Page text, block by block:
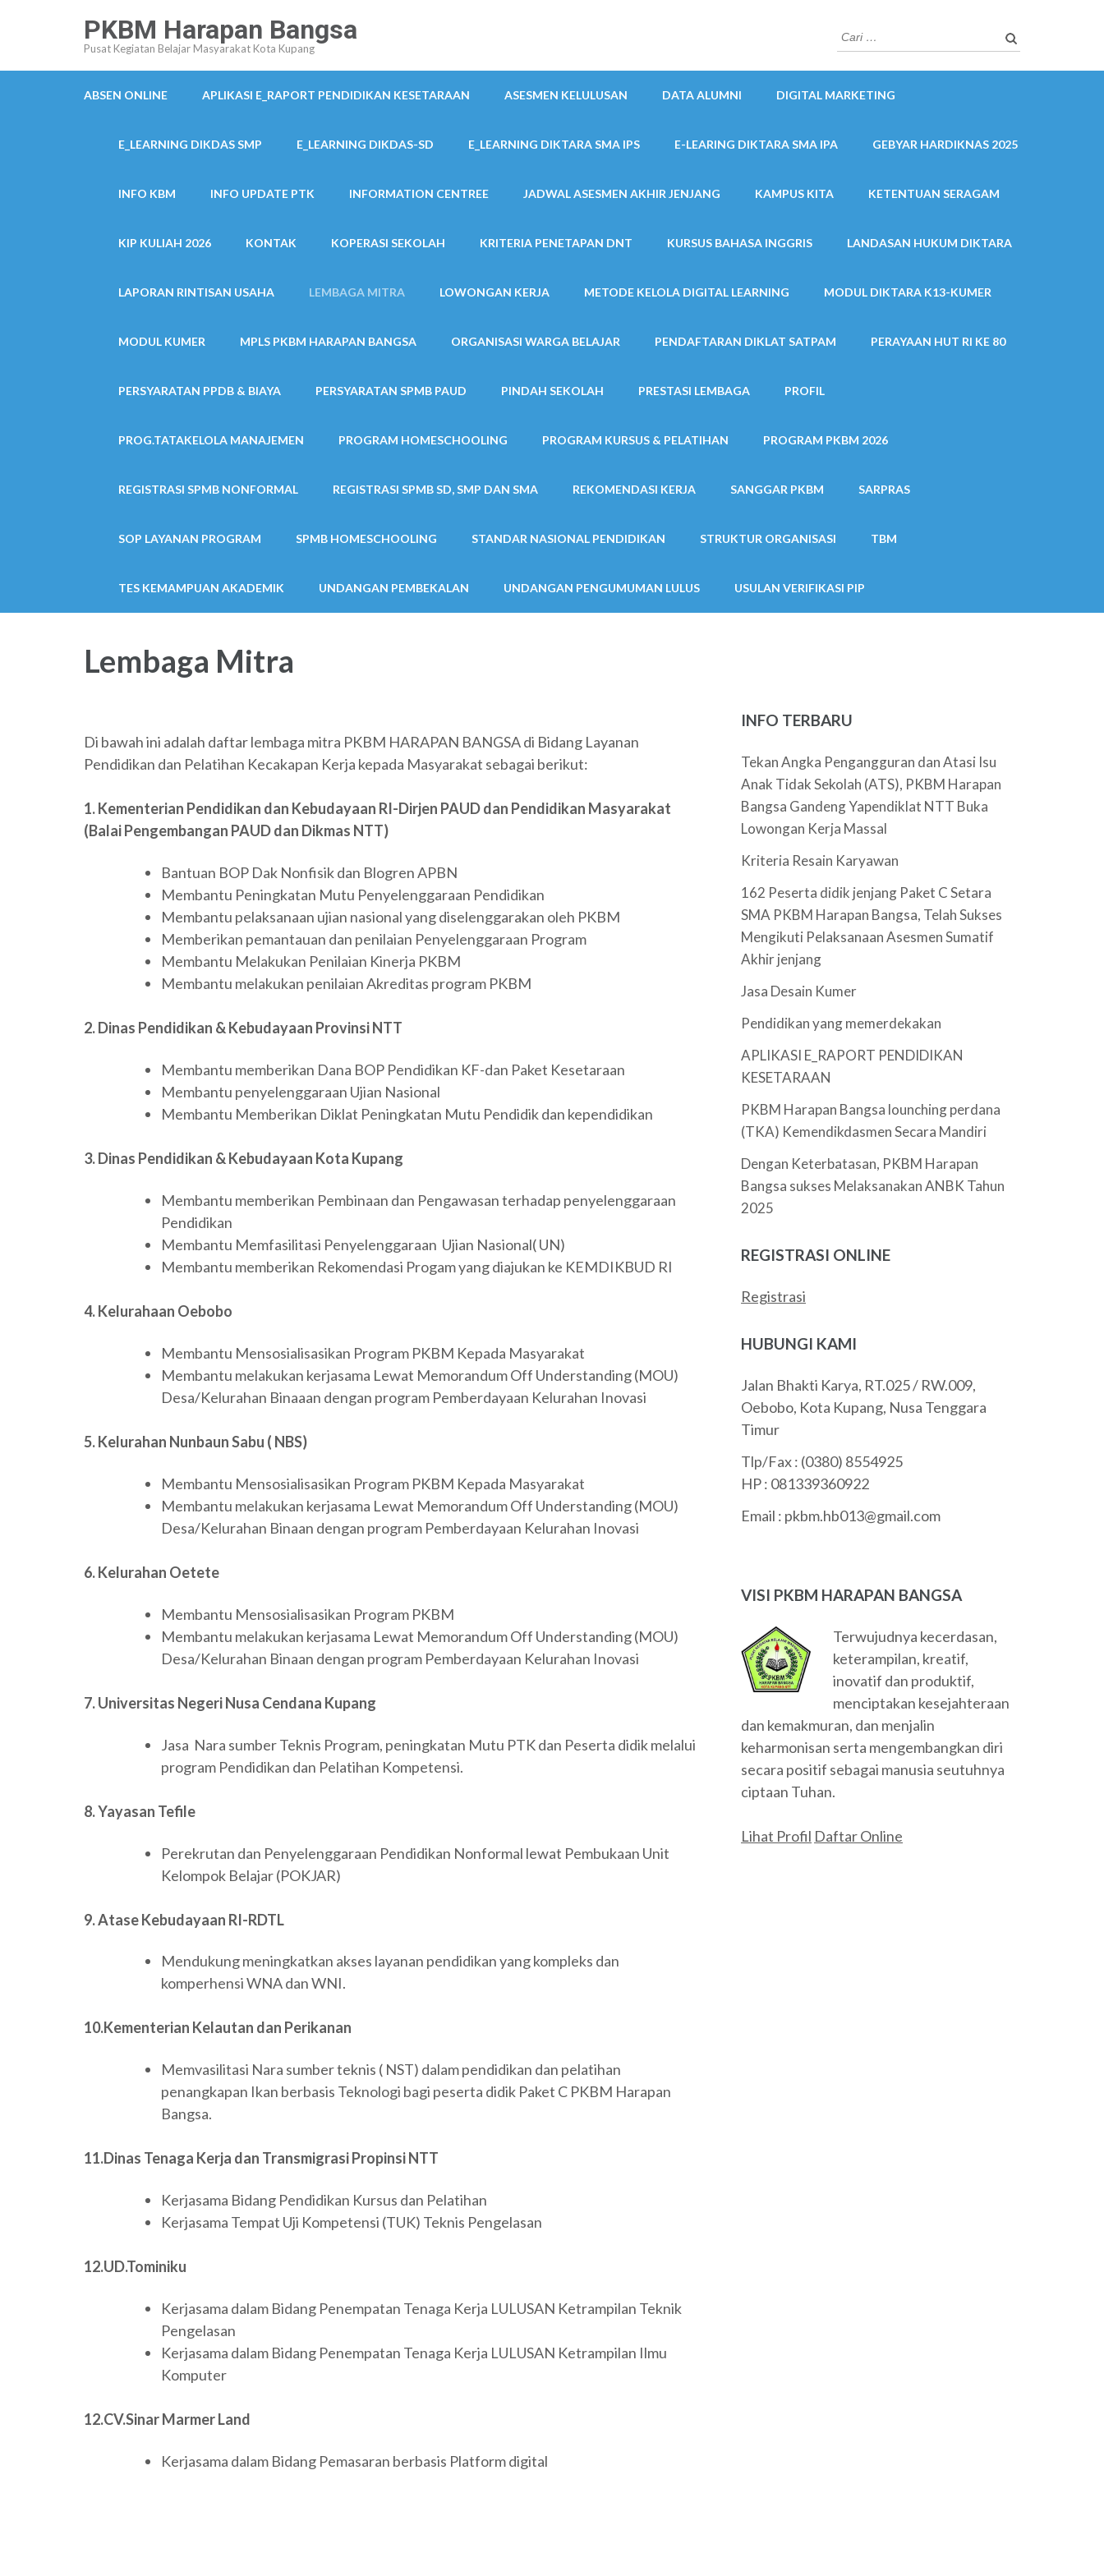
(Tekan
PKBM Harapan Bangsa
Pusat Kegiatan Belajar Masyarakat Kota Kupang
Cari
untuk:
ABSEN ONLINE APLIKASI E_RAPORT PENDIDIKAN KESETARAAN ASESMEN KELULUSAN DATA ALUMNI DIGITAL MARKETING
E_LEARNING DIKDAS SMP E_LEARNING DIKDAS-SD E_LEARNING DIKTARA SMA IPS E-LEARING DIKTARA SMA IPA GEBYAR HARDIKNAS 2025
INFO KBM INFO UPDATE PTK INFORMATION CENTREE JADWAL ASESMEN AKHIR JENJANG KAMPUS KITA KETENTUAN SERAGAM
KIP KULIAH 2026 KONTAK KOPERASI SEKOLAH KRITERIA PENETAPAN DNT KURSUS BAHASA INGGRIS LANDASAN HUKUM DIKTARA
LAPORAN RINTISAN USAHA LEMBAGA MITRA LOWONGAN KERJA METODE KELOLA DIGITAL LEARNING MODUL DIKTARA K13-KUMER
MODUL KUMER MPLS PKBM HARAPAN BANGSA ORGANISASI WARGA BELAJAR PENDAFTARAN DIKLAT SATPAM PERAYAAN HUT RI KE 80
PERSYARATAN PPDB & BIAYA PERSYARATAN SPMB PAUD PINDAH SEKOLAH PRESTASI LEMBAGA PROFIL
PROG.TATAKELOLA MANAJEMEN PROGRAM HOMESCHOOLING PROGRAM KURSUS & PELATIHAN PROGRAM PKBM 2026
REGISTRASI SPMB NONFORMAL REGISTRASI SPMB SD, SMP DAN SMA REKOMENDASI KERJA SANGGAR PKBM SARPRAS
SOP LAYANAN PROGRAM SPMB HOMESCHOOLING STANDAR NASIONAL PENDIDIKAN STRUKTUR ORGANISASI TBM
TES KEMAMPUAN AKADEMIK UNDANGAN PEMBEKALAN UNDANGAN PENGUMUMAN LULUS USULAN VERIFIKASI PIP
Lembaga Mitra
Di bawah ini adalah daftar lembaga mitra PKBM HARAPAN BANGSA di Bidang Layanan
Pendidikan dan Pelatihan Kecakapan Kerja kepada Masyarakat sebagai berikut:
1. Kementerian Pendidikan dan Kebudayaan RI-Dirjen PAUD dan Pendidikan Masyarakat
(Balai Pengembangan PAUD dan Dikmas NTT)
Bantuan BOP Dak Nonfisik dan Blogren APBN
Membantu Peningkatan Mutu Penyelenggaraan Pendidikan
Membantu pelaksanaan ujian nasional yang diselenggarakan oleh PKBM
Memberikan pemantauan dan penilaian Penyelenggaraan Program
Membantu Melakukan Penilaian Kinerja PKBM
Membantu melakukan penilaian Akreditas program PKBM
2. Dinas Pendidikan & Kebudayaan Provinsi NTT
Membantu memberikan Dana BOP Pendidikan KF-dan Paket Kesetaraan
Membantu penyelenggaraan Ujian Nasional
Membantu Memberikan Diklat Peningkatan Mutu Pendidik dan kependidikan
3. Dinas Pendidikan & Kebudayaan Kota Kupang
Membantu memberikan Pembinaan dan Pengawasan terhadap penyelenggaraan
Pendidikan
Membantu Memfasilitasi Penyelenggaraan Ujian Nasional( UN)
Membantu memberikan Rekomendasi Progam yang diajukan ke KEMDIKBUD RI
4. Kelurahaan Oebobo
Membantu Mensosialisasikan Program PKBM Kepada Masyarakat
Membantu melakukan kerjasama Lewat Memorandum Off Understanding (MOU)
Desa/Kelurahan Binaaan dengan program Pemberdayaan Kelurahan Inovasi
5. Kelurahan Nunbaun Sabu ( NBS)
Membantu Mensosialisasikan Program PKBM Kepada Masyarakat
Membantu melakukan kerjasama Lewat Memorandum Off Understanding (MOU)
Desa/Kelurahan Binaan dengan program Pemberdayaan Kelurahan Inovasi
6. Kelurahan Oetete
Membantu Mensosialisasikan Program PKBM
Membantu melakukan kerjasama Lewat Memorandum Off Understanding (MOU)
Desa/Kelurahan Binaan dengan program Pemberdayaan Kelurahan Inovasi
7. Universitas Negeri Nusa Cendana Kupang
Jasa Nara sumber Teknis Program, peningkatan Mutu PTK dan Peserta didik melalui
program Pendidikan dan Pelatihan Kompetensi.
8. Yayasan Tefile
Perekrutan dan Penyelenggaraan Pendidikan Nonformal lewat Pembukaan Unit
Kelompok Belajar (POKJAR)
9. Atase Kebudayaan RI-RDTL
Mendukung meningkatkan akses layanan pendidikan yang kompleks dan
komperhensi WNA dan WNI.
10.Kementerian Kelautan dan Perikanan
Memvasilitasi Nara sumber teknis ( NST) dalam pendidikan dan pelatihan
penangkapan Ikan berbasis Teknologi bagi peserta didik Paket C PKBM Harapan
Bangsa.
11.Dinas Tenaga Kerja dan Transmigrasi Propinsi NTT
Kerjasama Bidang Pendidikan Kursus dan Pelatihan
Kerjasama Tempat Uji Kompetensi (TUK) Teknis Pengelasan
12.UD.Tominiku
Kerjasama dalam Bidang Penempatan Tenaga Kerja LULUSAN Ketrampilan Teknik
Pengelasan
Kerjasama dalam Bidang Penempatan Tenaga Kerja LULUSAN Ketrampilan Ilmu
Komputer
12.CV.Sinar Marmer Land
Kerjasama dalam Bidang Pemasaran berbasis Platform digital
INFO TERBARU
Tekan Angka Pengangguran dan Atasi Isu
Anak Tidak Sekolah (ATS), PKBM Harapan
Bangsa Gandeng Yapendiklat NTT Buka
Lowongan Kerja Massal
Kriteria Resain Karyawan
162 Peserta didik jenjang Paket C Setara
SMA PKBM Harapan Bangsa, Telah Sukses
Mengikuti Pelaksanaan Asesmen Sumatif
Akhir jenjang
Jasa Desain Kumer
Pendidikan yang memerdekakan
APLIKASI E_RAPORT PENDIDIKAN
KESETARAAN
PKBM Harapan Bangsa lounching perdana
(TKA) Kemendikdasmen Secara Mandiri
Dengan Keterbatasan, PKBM Harapan
Bangsa sukses Melaksanakan ANBK Tahun
2025
REGISTRASI ONLINE
Registrasi
HUBUNGI KAMI
Jalan Bhakti Karya, RT.025 / RW.009,
Oebobo, Kota Kupang, Nusa Tenggara
Timur
Tlp/Fax : (0380) 8554925
HP : 081339360922
Email : pkbm.hb013@gmail.com
VISI PKBM HARAPAN BANGSA
Terwujudnya kecerdasan,
keterampilan, kreatif,
inovatif dan produktif,
menciptakan kesejahteraan
dan kemakmuran, dan menjalin
keharmonisan serta mengembangkan diri
secara positif sebagai manusia seutuhnya
ciptaan Tuhan.
Lihat Profil Daftar Online